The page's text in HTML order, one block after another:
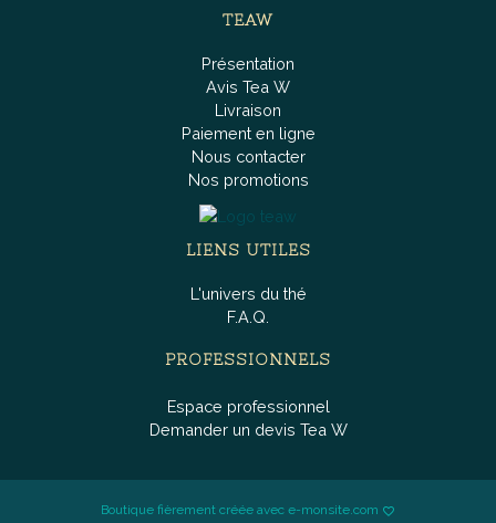
TEAW
Présentation
Avis Tea W
Livraison
Paiement en ligne
Nous contacter
Nos promotions
LIENS UTILES
L'univers du thé
F.A.Q.
PROFESSIONNELS
Espace professionnel
Demander un devis Tea W
Boutique fièrement créée avec e-monsite.com